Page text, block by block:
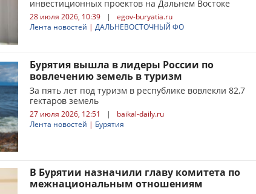
инвестиционных проектов на Дальнем Востоке
28 июля 2026, 10:39 |
egov-buryatia.ru
Лента новостей | ДАЛЬНЕВОСТОЧНЫЙ ФО
Бурятия вышла в лидеры России по
вовлечению земель в туризм
За пять лет под туризм в республике вовлекли 82,7
гектаров земель
27 июля 2026, 12:51 |
baikal-daily.ru
Лента новостей | Бурятия
В Бурятии назначили главу комитета по
межнациональным отношениям